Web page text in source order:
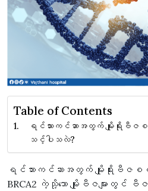
Table of Contents
ရင်သားကင်ဆာအတွက် မျိုးရိုးဗီဇ
သင့်ပါသလဲ?
ရင်သားကင်ဆာအတွက် မျိုးရိုးဗီဇစ
BRCA2 ကဲ့သို့သော မျိုးဗီဇများတွင် ဗီ